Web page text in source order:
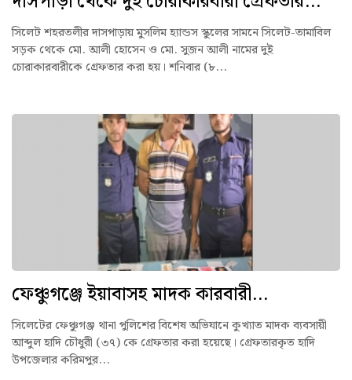
সিলেট শহরতলীর দাসপাড়ায় মুসলিম হ্যান্ডস স্কুলের সামনে সিলেট-তামাবিল
সড়ক থেকে মো. আলী হোসেন ও মো. সুজন আলী নামের দুই
চোরাকারবারীকে গ্রেফতার করা হয়। শনিবার (৮...
ফেঞ্চুগঞ্জে ইয়াবাসহ মাদক কারবারী...
সিলেটের ফেঞ্চুগঞ্জ থানা পুলিশের বিশেষ অভিযানে কুখ্যাত মাদক ব্যবসায়ী
আব্দুল হাদি চৌধুরী (৩৭) কে গ্রেফতার করা হয়েছে। গ্রেফতারকৃত হাদি
উপজেলার করিমপুর...